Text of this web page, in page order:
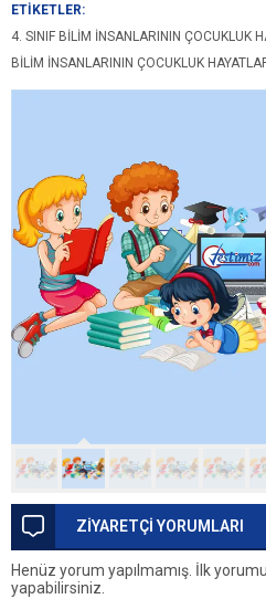
ETİKETLER:
4. SINIF BILIM İNSANLARININ ÇOCUKLUK
BILIM İNSANLARININ ÇOCUKLUK
ZİYARETÇİ YORUMLARI
Henüz yorum yapılmamış. İlk
yapabilirsiniz.